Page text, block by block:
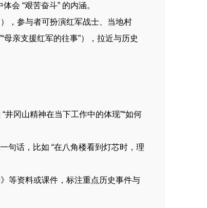
会 “艰苦奋斗” 的内涵。
，参与者可扮演红军战士、当地村
亲支援红军的往事”），拉近与历史
冈山精神在当下工作中的体现”“如何
句话，比如 “在八角楼看到灯芯时，理
等资料或课件，标注重点历史事件与